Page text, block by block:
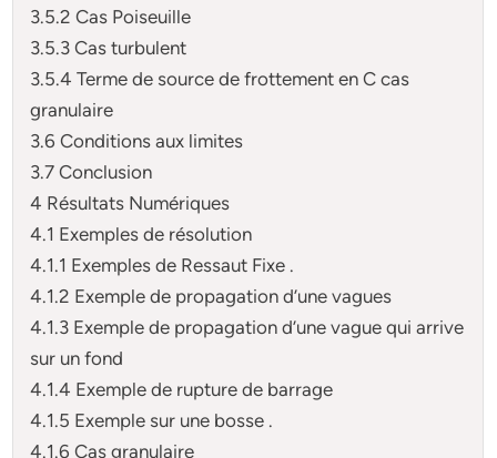
3.5.2 Cas Poiseuille
3.5.3 Cas turbulent
3.5.4 Terme de source de frottement en C cas
granulaire
3.6 Conditions aux limites
3.7 Conclusion
4 Résultats Numériques
4.1 Exemples de résolution
4.1.1 Exemples de Ressaut Fixe .
4.1.2 Exemple de propagation d’une vagues
4.1.3 Exemple de propagation d’une vague qui arrive
sur un fond
4.1.4 Exemple de rupture de barrage
4.1.5 Exemple sur une bosse .
4.1.6 Cas granulaire